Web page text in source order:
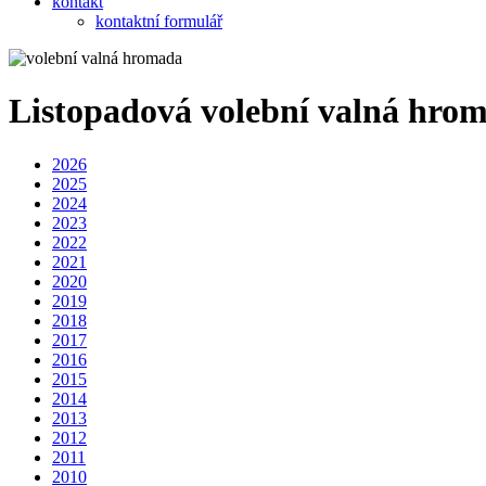
kontaktní formulář
Listopadová volební valná
2026
2025
2024
2023
2022
2021
2020
2019
2018
2017
2016
2015
2014
2013
2012
2011
2010